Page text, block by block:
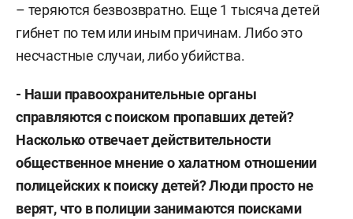
– теряются безвозвратно. Еще 1 тысяча детей
гибнет по тем или иным причинам. Либо это
несчастные случаи, либо убийства.
- Наши правоохранительные органы
справляются с поиском пропавших детей?
Насколько отвечает действительности
общественное мнение о халатном отношении
полицейских к поиску детей? Люди просто не
верят, что в полиции занимаются поисками